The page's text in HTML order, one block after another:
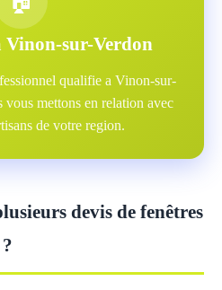
Vinon-sur-Verdon
qualifie a Vinon-sur-
mettons en relation avec
de votre region.
devis de fenêtres